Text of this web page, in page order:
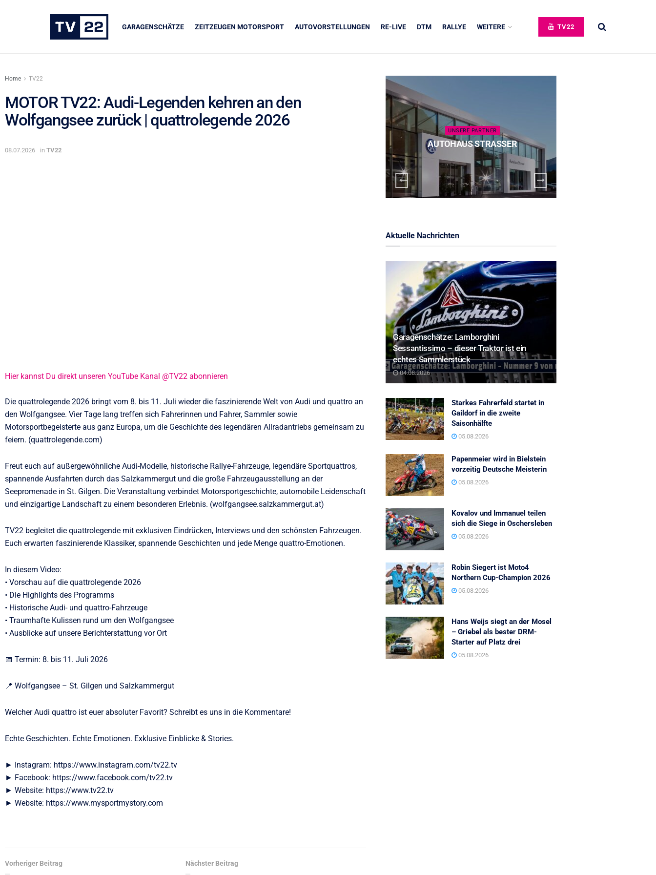
GARAGENSCHÄTZE ZEITZEUGEN MOTORSPORT AUTOVORSTELLUNGEN RE-LIVE DTM RALLYE WEITERE TV22
Home TV22
MOTOR TV22: Audi-Legenden kehren an den
Wolfgangsee zurück | quattrolegende 2026
08.07.2026 in TV22
Hier kannst Du direkt unseren YouTube Kanal @TV22 abonnieren
Die quattrolegende 2026 bringt vom 8. bis 11. Juli wieder die faszinierende Welt von Audi und quattro an
den Wolfgangsee. Vier Tage lang treffen sich Fahrerinnen und Fahrer, Sammler sowie
Motorsportbegeisterte aus ganz Europa, um die Geschichte des legendären Allradantriebs gemeinsam zu
feiern. (quattrolegende.com)
Freut euch auf außergewöhnliche Audi-Modelle, historische Rallye-Fahrzeuge, legendäre Sportquattros,
spannende Ausfahrten durch das Salzkammergut und die große Fahrzeugausstellung an der
Seepromenade in St. Gilgen. Die Veranstaltung verbindet Motorsportgeschichte, automobile Leidenschaft
und einzigartige Landschaft zu einem besonderen Erlebnis. (wolfgangsee.salzkammergut.at)
TV22 begleitet die quattrolegende mit exklusiven Eindrücken, Interviews und den schönsten Fahrzeugen.
Euch erwarten faszinierende Klassiker, spannende Geschichten und jede Menge quattro-Emotionen.
In diesem Video:
• Vorschau auf die quattrolegende 2026
• Die Highlights des Programms
• Historische Audi- und quattro-Fahrzeuge
• Traumhafte Kulissen rund um den Wolfgangsee
• Ausblicke auf unsere Berichterstattung vor Ort
📅 Termin: 8. bis 11. Juli 2026
📍 Wolfgangsee – St. Gilgen und Salzkammergut
Welcher Audi quattro ist euer absoluter Favorit? Schreibt es uns in die Kommentare!
Echte Geschichten. Echte Emotionen. Exklusive Einblicke & Stories.
► Instagram: https://www.instagram.com/tv22.tv
► Facebook: https://www.facebook.com/tv22.tv
► Website: https://www.tv22.tv
► Website: https://www.mysportmystory.com
Vorheriger Beitrag Nächster Beitrag
UNSERE PARTNER
AUTOHAUS STRASSER
Aktuelle Nachrichten
Garagenschätze: Lamborghini
Sessantissimo – dieser Traktor ist ein
echtes Sammlerstück
04.08.2026
Starkes Fahrerfeld startet in
Gaildorf in die zweite
Saisonhälfte
05.08.2026
Papenmeier wird in Bielstein
vorzeitig Deutsche Meisterin
05.08.2026
Kovalov und Immanuel teilen
sich die Siege in Oschersleben
05.08.2026
Robin Siegert ist Moto4
Northern Cup-Champion 2026
05.08.2026
Hans Weijs siegt an der Mosel
– Griebel als bester DRM-
Starter auf Platz drei
05.08.2026